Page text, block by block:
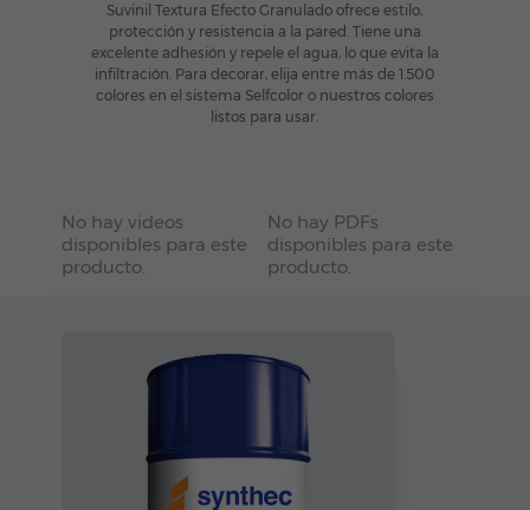
Suvinil Textura Efecto Granulado ofrece estilo,
protección y resistencia a la pared. Tiene una
excelente adhesión y repele el agua, lo que evita la
infiltración. Para decorar, elija entre más de 1.500
colores en el sistema Selfcolor o nuestros colores
listos para usar.
No hay videos
disponibles para este
producto.
No hay PDFs
disponibles para este
producto.